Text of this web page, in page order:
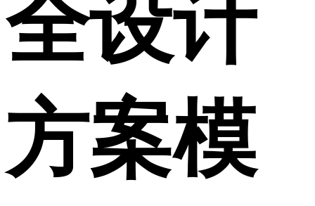
全设计
方案模